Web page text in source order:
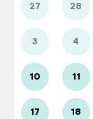
27 28
3 4
10 11
17 18